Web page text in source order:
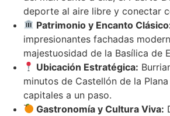
deporte al aire libre y conectar
Patrimonio y Encanto
impresionantes fachadas
majestuosidad de la Basílica de
Ubicación Estratégica:
minutos de Castellón de la
capitales a un paso.
Gastronomía y Cultura Viva: